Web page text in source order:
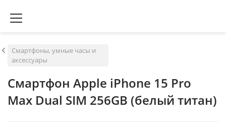
Смартфоны, умные часы и
аксессуары
Смартфон Apple iPhone 15 Pro
Max Dual SIM 256GB (белый титан)